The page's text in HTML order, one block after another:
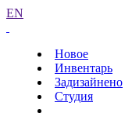
EN
Новое
Инвентарь
Задизайнено
Студия